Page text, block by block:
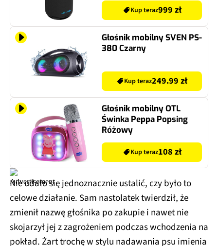
Kup teraz999 zł
Głośnik mobilny SVEN PS-
380 Czarny
Kup teraz249.99 zł
Głośnik mobilny OTL
Świnka Peppa Popsing
Różowy
Kup teraz108 zł
Nie udało się jednoznacznie ustalić, czy było to
celowe działanie. Sam nastolatek twierdził, że
zmienił nazwę głośnika po zakupie i nawet nie
skojarzył jej z zagrożeniem podczas wchodzenia na
pokład. Żart trochę w stylu nadawania psu imienia